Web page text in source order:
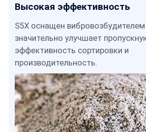
Высокая эффективность
S5X оснащен
значительно улучшает
эффективность сортировки и
производительность.